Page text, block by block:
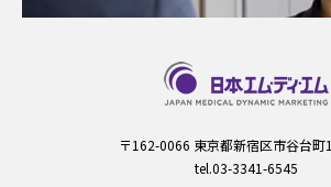
〒162-0066 東京都新宿区市谷台町
tel.03-3341-6545